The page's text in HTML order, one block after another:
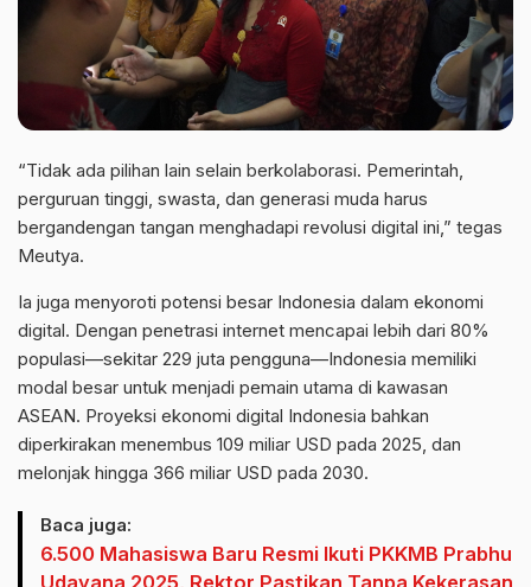
“Tidak ada pilihan lain selain berkolaborasi. Pemerintah,
perguruan tinggi, swasta, dan generasi muda harus
bergandengan tangan menghadapi revolusi digital ini,” tegas
Meutya.
Ia juga menyoroti potensi besar Indonesia dalam ekonomi
digital. Dengan penetrasi internet mencapai lebih dari 80%
populasi—sekitar 229 juta pengguna—Indonesia memiliki
modal besar untuk menjadi pemain utama di kawasan
ASEAN. Proyeksi ekonomi digital Indonesia bahkan
diperkirakan menembus 109 miliar USD pada 2025, dan
melonjak hingga 366 miliar USD pada 2030.
Baca juga:
6.500 Mahasiswa Baru Resmi Ikuti PKKMB Prabhu